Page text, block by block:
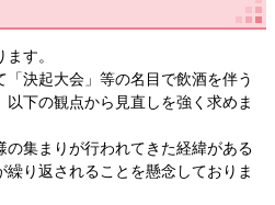
す。
決起大会」等の名目で飲酒を伴う
下の観点から見直しを強く求めま
の集まりが行われてきた経緯がある
り返されることを懸念しておりま